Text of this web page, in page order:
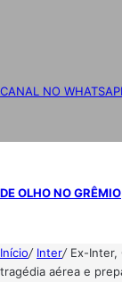
CANAL NO
DE OLHO NO GRÊMIO
Início/ Inter/ Ex-Inter,
tragédia aérea e